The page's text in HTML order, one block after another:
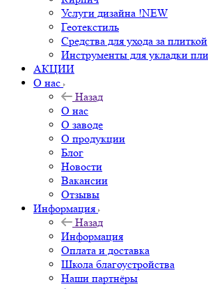
Услуги дизайна !NEW
Геотекстиль
Средства для ухода за плиткой
Инструменты для укладки
АКЦИИ
О нас
Назад
О нас
О заводе
О продукции
Блог
Новости
Вакансии
Отзывы
Информация
Назад
Информация
Оплата и доставка
Школа благоустройства
Наши партнёры